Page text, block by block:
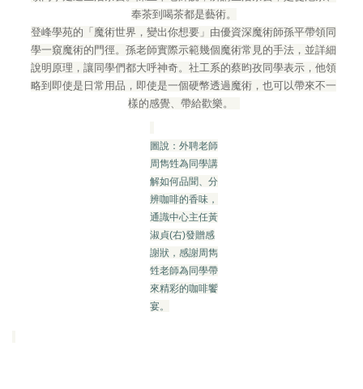
奉茶到喝茶都是藝術。
登峰學苑的「魔術世界，變出你想要」由優資深魔術師孫平帶領同
學一窺魔術的門徑。孫老師實際示範幾個魔術常見的手法，並詳細
說明原理，讓同學們都大呼神奇。社工系的蔡昀孜同學表示，他領
略到即使是日常用品，即使是一個硬幣透過魔術，也可以帶來不一
樣的感覺、帶給歡樂。
圖說：外聘老師
周雋甡為同學講
解如何品聞、分
辨咖啡的香味，
通識中心主任黃
淑貞(右)發贈感
謝狀，感謝周雋
甡老師為同學帶
來精彩的咖啡饗
宴。